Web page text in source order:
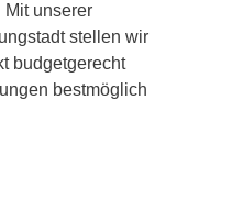
Mit unserer
stellen wir
budgetgerecht
bestmöglich